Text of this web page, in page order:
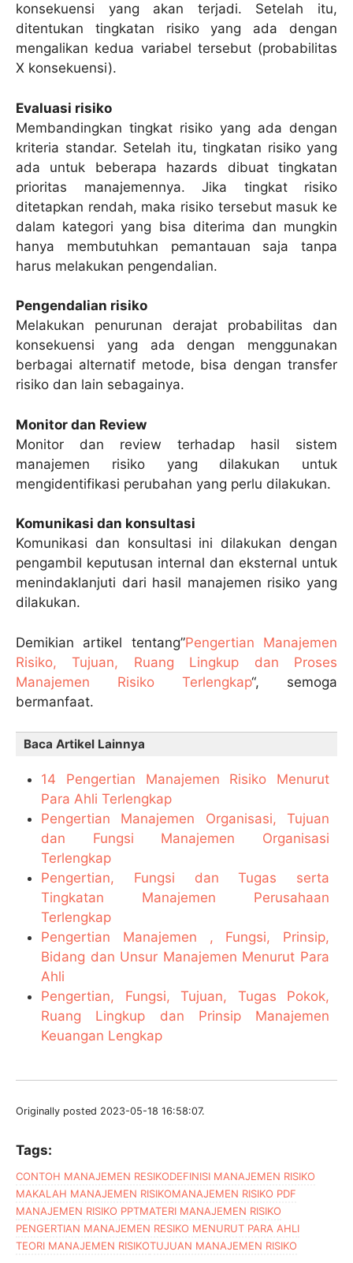
konsekuensi yang akan terjadi. Setelah itu,
ditentukan tingkatan risiko yang ada dengan
mengalikan kedua variabel tersebut (probabilitas
X konsekuensi).
Evaluasi risiko
Membandingkan tingkat risiko yang ada dengan
kriteria standar. Setelah itu, tingkatan risiko yang
ada untuk beberapa hazards dibuat tingkatan
prioritas manajemennya. Jika tingkat risiko
ditetapkan rendah, maka risiko tersebut masuk ke
dalam kategori yang bisa diterima dan mungkin
hanya membutuhkan pemantauan saja tanpa
harus melakukan pengendalian.
Pengendalian risiko
Melakukan penurunan derajat probabilitas dan
konsekuensi yang ada dengan menggunakan
berbagai alternatif metode, bisa dengan transfer
risiko dan lain sebagainya.
Monitor dan Review
Monitor dan review terhadap hasil sistem
manajemen risiko yang dilakukan untuk
mengidentifikasi perubahan yang perlu dilakukan.
Komunikasi dan konsultasi
Komunikasi dan konsultasi ini dilakukan dengan
pengambil keputusan internal dan eksternal untuk
menindaklanjuti dari hasil manajemen risiko yang
dilakukan.
Demikian artikel tentang”Pengertian Manajemen
Risiko, Tujuan, Ruang Lingkup dan Proses
Manajemen Risiko Terlengkap“, semoga
bermanfaat.
Baca Artikel Lainnya
14 Pengertian Manajemen Risiko Menurut
Para Ahli Terlengkap
Pengertian Manajemen Organisasi, Tujuan
dan Fungsi Manajemen Organisasi
Terlengkap
Pengertian, Fungsi dan Tugas serta
Tingkatan Manajemen Perusahaan
Terlengkap
Pengertian Manajemen , Fungsi, Prinsip,
Bidang dan Unsur Manajemen Menurut Para
Ahli
Pengertian, Fungsi, Tujuan, Tugas Pokok,
Ruang Lingkup dan Prinsip Manajemen
Keuangan Lengkap
Originally posted 2023-05-18 16:58:07.
Tags:
CONTOH MANAJEMEN RESIKODEFINISI MANAJEMEN RISIKO
MAKALAH MANAJEMEN RISIKOMANAJEMEN RISIKO PDF
MANAJEMEN RISIKO PPTMATERI MANAJEMEN RISIKO
PENGERTIAN MANAJEMEN RESIKO MENURUT PARA AHLI
TEORI MANAJEMEN RISIKOTUJUAN MANAJEMEN RISIKO